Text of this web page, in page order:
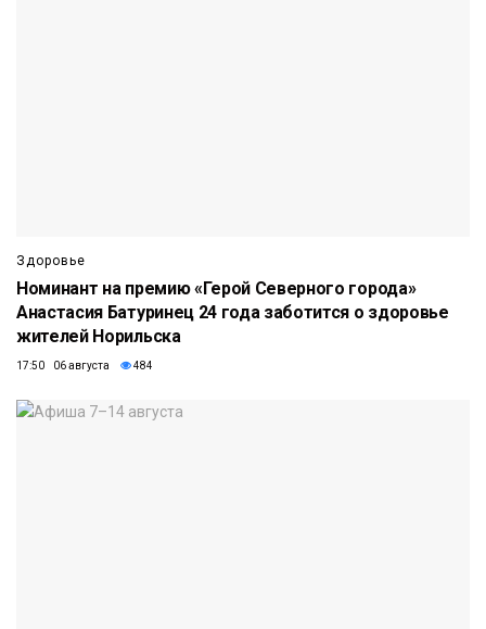
Здоровье
Номинант на премию «Герой Северного города»
Анастасия Батуринец 24 года заботится о здоровье
жителей Норильска
17:50 06 августа 484